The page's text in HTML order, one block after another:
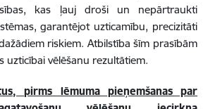
kas ļauj droši un nepārtraukti
garantējot uzticamību, precizitāti
riskiem. Atbilstība šīm prasībām
uzticībai vēlēšanu rezultātiem.
pirms lēmuma pieņemšanas par